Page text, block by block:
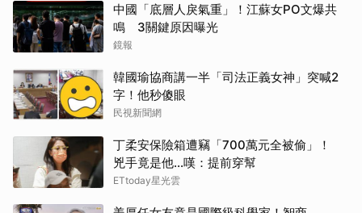
中國「底層人戾氣重」！江蘇女PO文爆共
鳴 3關鍵原因曝光
鏡報
韓國瑜協商講一半「司法正義女神」突喊2
字！他秒傻眼
民視新聞網
丁柔安保險箱遭竊「700萬元全被偷」！
兇手竟是他...嘆：提前穿幫
ETtoday星光雲